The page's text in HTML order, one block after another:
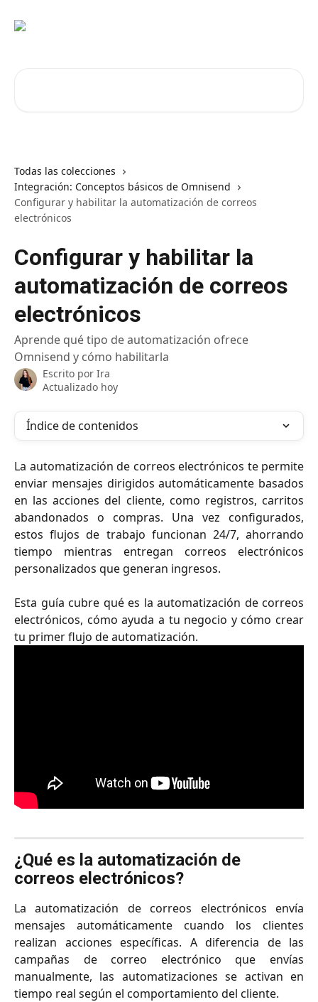
Todas las colecciones
Integración: Conceptos básicos de Omnisend
Configurar y habilitar la automatización de correos
electrónicos
Configurar y habilitar la
automatización de correos
electrónicos
Aprende qué tipo de automatización ofrece
Omnisend y cómo habilitarla
Escrito por Ira
Actualizado hoy
Índice de contenidos
La automatización de correos electrónicos te permite
enviar mensajes dirigidos automáticamente basados
en las acciones del cliente, como registros, carritos
abandonados o compras. Una vez configurados,
estos flujos de trabajo funcionan 24/7, ahorrando
tiempo mientras entregan correos electrónicos
personalizados que generan ingresos.
Esta guía cubre qué es la automatización de correos
electrónicos, cómo ayuda a tu negocio y cómo crear
tu primer flujo de automatización.
¿Qué es la automatización de
correos electrónicos?
La automatización de correos electrónicos envía
mensajes automáticamente cuando los clientes
realizan acciones específicas. A diferencia de las
campañas de correo electrónico que envías
manualmente, las automatizaciones se activan en
tiempo real según el comportamiento del cliente.